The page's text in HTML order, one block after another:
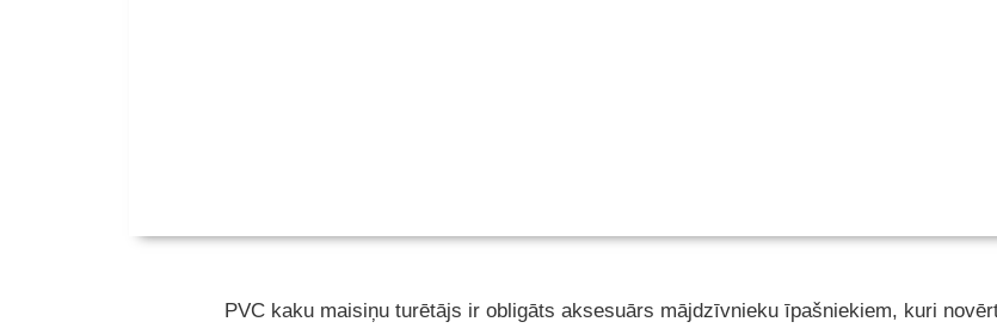
PVC kaku maisiņu turētājs ir obligāts aksesuārs mājdzīvnieku īpašniekiem, kuri